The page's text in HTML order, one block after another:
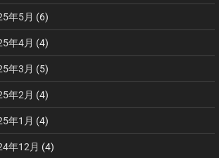
年5月 (6)
年4月 (4)
年3月 (5)
年2月 (4)
年1月 (4)
年12月 (4)